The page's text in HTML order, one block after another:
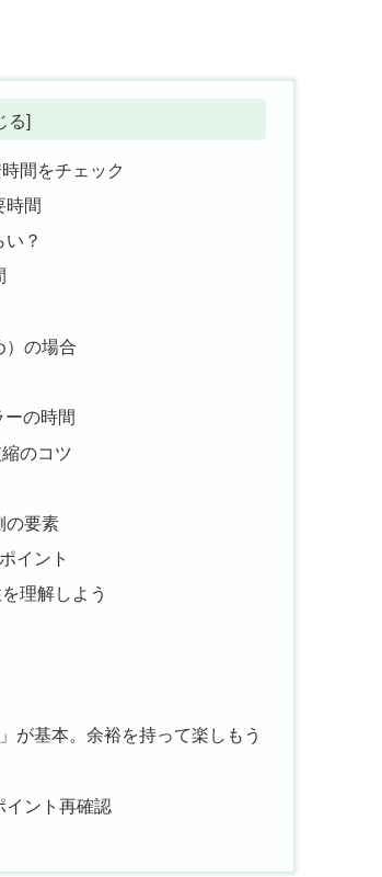
間をチェック
時間
？
）の場合
ーの時間
のコツ
の要素
イント
理解しよう
が基本。余裕を持って楽しもう
イント再確認